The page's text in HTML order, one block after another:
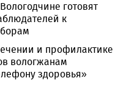
готовят
к
и профилактике
вологжанам
здоровья»